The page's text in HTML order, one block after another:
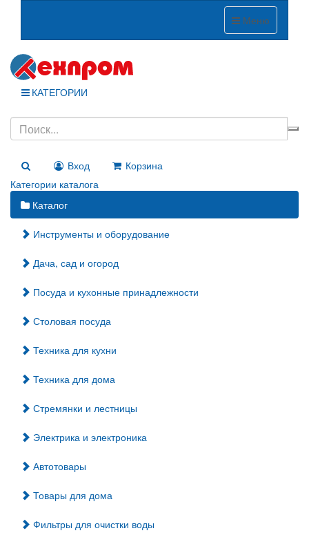
Меню
КАТЕГОРИИ
Вход
Корзина
Категории каталога
Каталог
Инструменты и оборудование
Дача, сад и огород
Посуда и кухонные принадлежности
Столовая посуда
Техника для кухни
Техника для дома
Стремянки и лестницы
Электрика и электроника
Автотовары
Товары для дома
Фильтры для очистки воды